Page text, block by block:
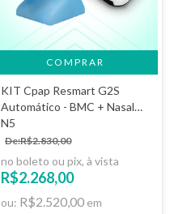
COMPRAR
KIT Cpap Resmart G2S
Automático - BMC + Nasal
N5
De:R$2.830,00
no boleto ou pix, à vista
R$2.268,00
ou: R$2.520,00 em